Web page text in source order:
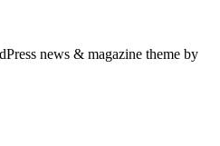
news & magazine theme by